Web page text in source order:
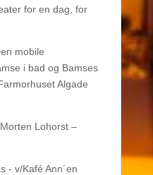
for en dag, for
mobile
i bad og Bamses
Algade
Lohorst –
- v/Kafé Ann´en